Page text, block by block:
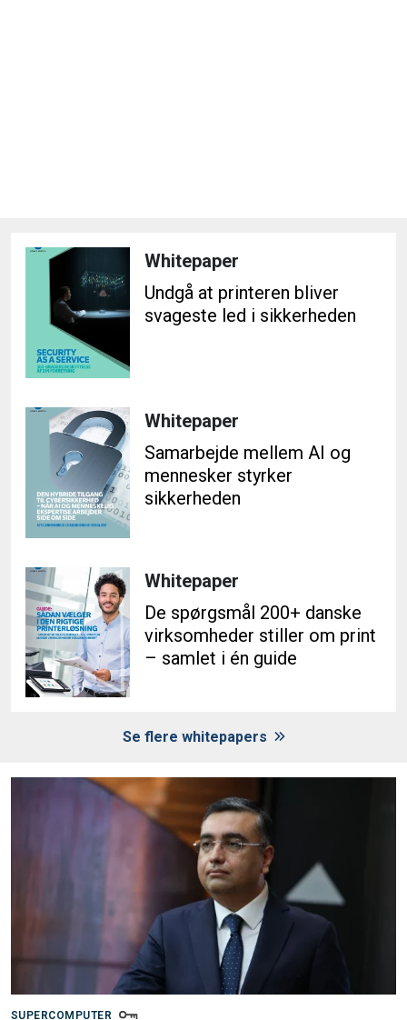
Whitepaper
Undgå at printeren bliver
svageste led i sikkerheden
Whitepaper
Samarbejde mellem AI og
mennesker styrker
sikkerheden
Whitepaper
De spørgsmål 200+ danske
virksomheder stiller om print
– samlet i én guide
Se flere whitepapers
SUPERCOMPUTER